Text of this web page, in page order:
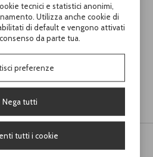
eventi 2026
tecnici e statistici anonimi,
Utilizza anche cookie di
di default e vengono attivati
da parte tua.
preferenze
Nega tutti
tutti i cookie